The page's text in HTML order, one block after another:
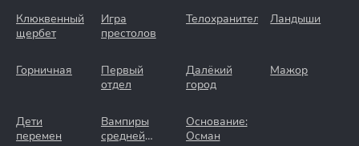
Клюквенный
щербет
Игра
престолов
Телохранители Ландыши
Горничная
Первый
отдел
Далёкий
город
Мажор
Дети
перемен
Вампиры
средней
Основание:
Осман